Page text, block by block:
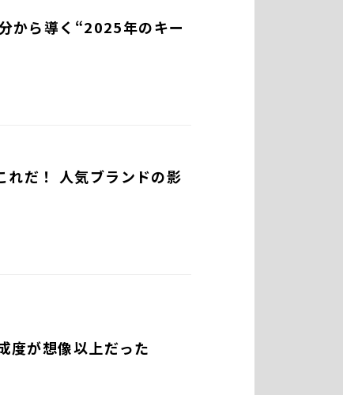
から導く“2025年のキー
れだ！ 人気ブランドの影
度が想像以上だった